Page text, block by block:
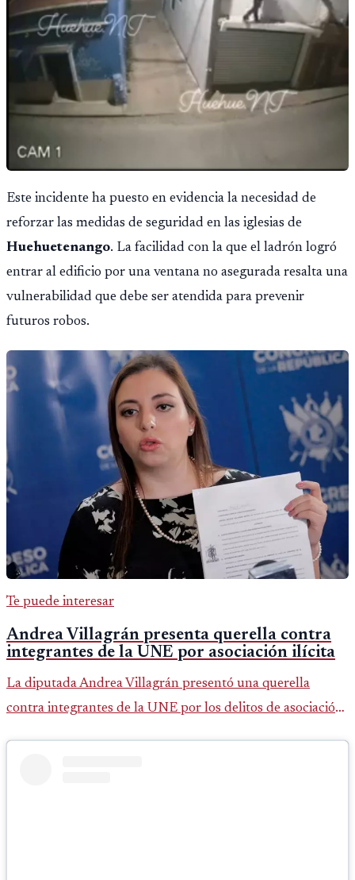
Este incidente ha puesto en evidencia la necesidad de
reforzar las medidas de seguridad en las iglesias de
Huehuetenango. La facilidad con la que el ladrón logró
entrar al edificio por una ventana no asegurada resalta una
vulnerabilidad que debe ser atendida para prevenir
futuros robos.
Te puede interesar
Andrea Villagrán presenta querella contra
integrantes de la UNE por asociación ilícita
La diputada Andrea Villagrán presentó una querella
contra integrantes de la UNE por los delitos de asociación